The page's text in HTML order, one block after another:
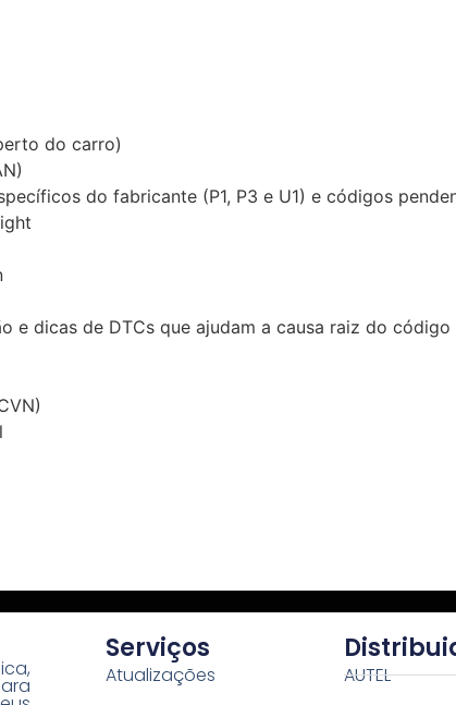
do carro)
do fabricante (P1, P3 e U1) e códigos
e dicas de DTCs que ajudam a causa raiz do
Serviços
Atualizações
AUTEL